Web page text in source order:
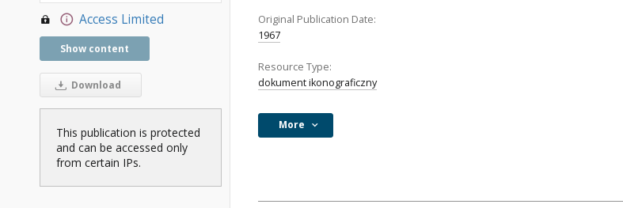
Access Limited
Show content
Download
This publication is protected
and can be accessed only
from certain IPs.
Original Publication Date:
1967
Resource Type:
dokument ikonograficzny
More